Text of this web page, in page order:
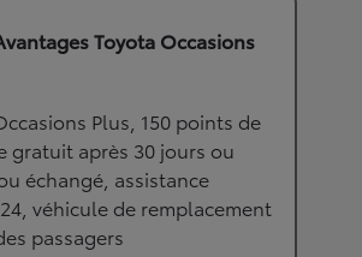
Toyota Occasions
Plus, 150 points de
gratuit après 30 jours ou
échangé, assistance
véhicule de remplacement
passagers